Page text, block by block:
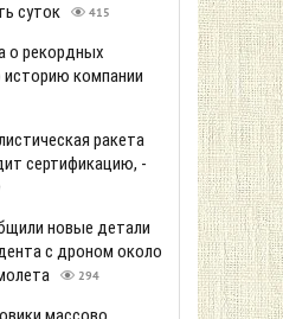
суток
415
о рекордных
компании
ракета
сертификацию, -
новые детали
с дроном около
294